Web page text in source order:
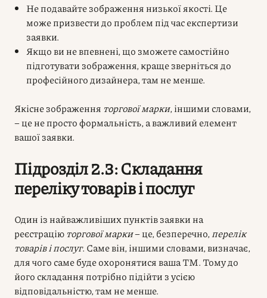
Не подавайте зображення низької якості. Це
може призвести до проблем під час експертизи
заявки.
Якщо ви не впевнені, що зможете самостійно
підготувати зображення, краще зверніться до
професійного дизайнера, там не менше.
Якісне зображення торгової марки, іншими словами,
– це не просто формальність, а важливий елемент
вашої заявки.
Підрозділ 2.3: Складання
переліку товарів і послуг
Один із найважливіших пунктів заявки на
реєстрацію торгової марки– це, безперечно, перелік
товарів і послуг. Саме він, іншими словами, визначає,
для чого саме буде охоронятися ваша ТМ. Тому до
його складання потрібно підійти з усією
відповідальністю, там не менше.